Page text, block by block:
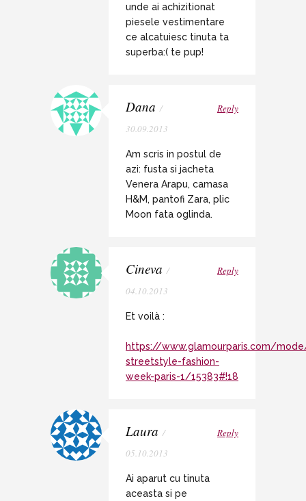
unde ai achizitionat
piesele vestimentare
ce alcatuiesc tinuta ta
superba:( te pup!
Dana /
30.09.2013
Reply
Am scris in postul de
azi: fusta si jacheta
Venera Arapu, camasa
H&M, pantofi Zara, plic
Moon fata oglinda.
Cineva /
04.10.2013
Reply
Et voilà :
https://www.glamourparis.com/
streetstyle-fashion-
week-paris-1/15383#!18
Laura /
05.10.2013
Reply
Ai aparut cu tinuta
aceasta si pe